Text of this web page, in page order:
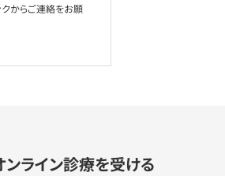
クからご連絡をお願
ンライン診療を受ける